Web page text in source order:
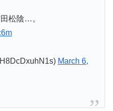
松陰…。
March 6,